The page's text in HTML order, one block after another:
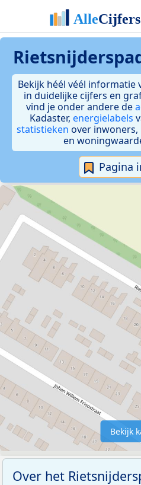
Bekijk héél véél informatie
in duidelijke cijfers en
vind je onder andere de
Kadaster, energielabels
statistieken over
en
Pagina
Bekijk
Over het